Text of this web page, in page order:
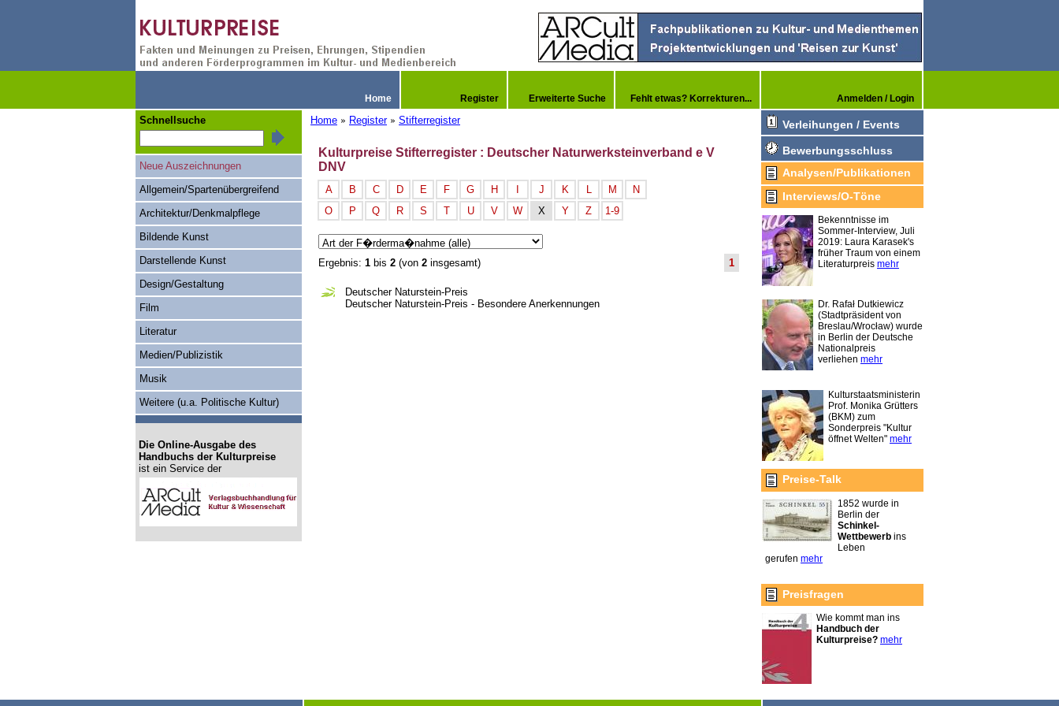
Home Register Erweiterte Suche Fehlt etwas? Korrekturen... Anmelden / Login
Home » Register » Stifterregister
Kulturpreise Stifterregister : Deutscher Naturwerksteinverband e V
DNV
A B C D E F G H J K L M
N
O
P Q R S T U V W X Y Z 1-9
Ergebnis: 1 bis 2 (von 2 insgesamt) 1
Deutscher Naturstein-Preis
Deutscher Naturstein-Preis - Besondere Anerkennungen
Schnellsuche
Neue Auszeichnungen
Allgemein/Spartenübergreifend
Architektur/Denkmalpflege
Bildende Kunst
Darstellende Kunst
Design/Gestaltung
Film
Literatur
Medien/Publizistik
Musik
Weitere (u.a. Politische Kultur)
Die Online-Ausgabe des
Handbuchs der Kulturpreise
ist ein Service der
Verleihungen / Events
Bewerbungsschluss
Analysen/Publikationen
Interviews/O-Töne
Bekenntnisse im
Sommer-Interview, Juli
2019: Laura Karasek's
früher Traum von einem
Literaturpreis mehr
Dr. Rafał Dutkiewicz
(Stadtpräsident von
Breslau/Wrocław) wurde
in Berlin der Deutsche
Nationalpreis
verliehen mehr
Kulturstaatsministerin
Prof. Monika Grütters
(BKM) zum
Sonderpreis "Kultur
öffnet Welten" mehr
Preise-Talk
1852 wurde in
Berlin der
Schinkel-
Wettbewerb ins
Leben
gerufen mehr
Preisfragen
Wie kommt man ins
Handbuch der
Kulturpreise? mehr